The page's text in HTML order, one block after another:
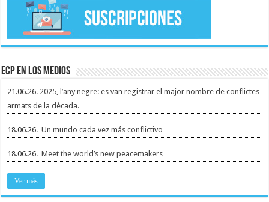
ECP en los medios
21.06.26. 2025, l’any negre: es van registrar el major nombre de conflictes
armats de la dècada.
18.06.26.Un mundo cada vez más conflictivo
18.06.26.Meet the world’s new peacemakers
Ver más